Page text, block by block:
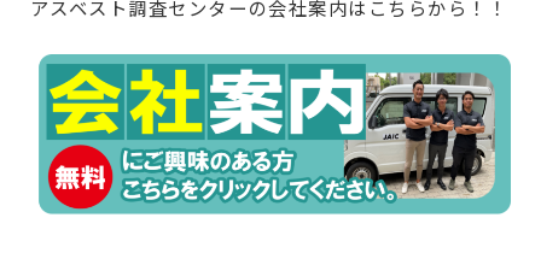
アスベスト調査センターの会社案内はこちらから！！